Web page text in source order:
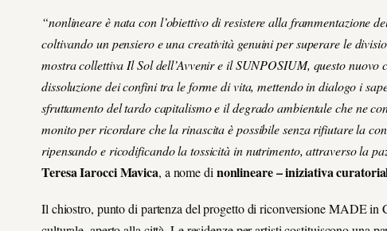
“nonlineare è nata con l’obiettivo di resistere alla frammentazione
coltivando un pensiero e una creatività genuini per superare le
mostra collettiva Il Sol dell’Avvenir e il SUNPOSIUM, questo
dissoluzione dei confini tra le forme di vita, mettendo in dialogo i
sfruttamento del tardo capitalismo e il degrado ambientale che ne
monito per ricordare che la rinascita è possibile senza rifiutare la
ripensando e ricodificando la tossicità in nutrimento, attraverso la
Teresa Iarocci Mavica, a nome di nonlineare– iniziativa
Il chiostro, punto di partenza del progetto di riconversione MADE